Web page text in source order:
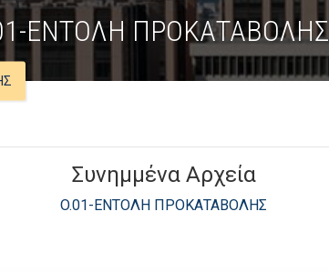
ΕΝΤΟΛΗ ΠΡΟΚΑΤΑΒΟΛΗΣ
Συνημμένα Αρχεία
O.01-ΕΝΤΟΛΗ ΠΡΟΚΑΤΑΒΟΛΗΣ